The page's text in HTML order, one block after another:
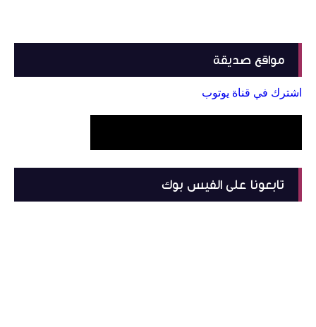
مواقع صديقة
اشترك في قناة يوتوب
تابعونا على الفيس بوك